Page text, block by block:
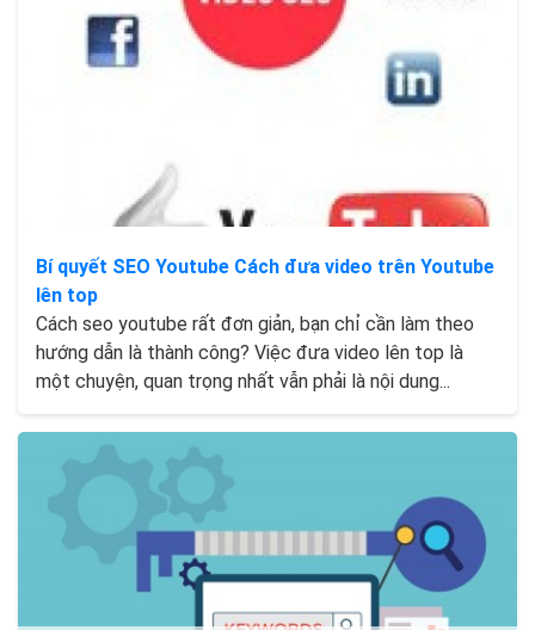
Bí quyết SEO Youtube Cách đưa video trên Youtube
lên top
Cách seo youtube rất đơn giản, bạn chỉ cần làm theo
hướng dẫn là thành công? Việc đưa video lên top là
một chuyện, quan trọng nhất vẫn phải là nội dung...